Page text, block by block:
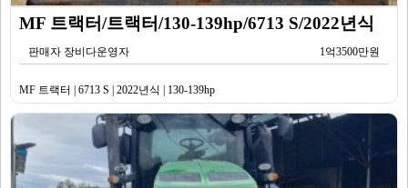
MF 트랙터/트랙터/130-139hp/6713 S/2022년식
판매자 장비다운영자 1억3500만원
MF 트랙터 | 6713 S | 2022년식 | 130-139hp